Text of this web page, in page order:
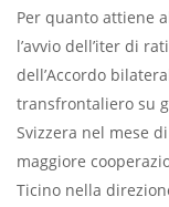
Per quanto attiene
l’avvio dell’iter di
dell’Accordo
transfrontaliero su
Svizzera nel mese
maggiore
Ticino nella